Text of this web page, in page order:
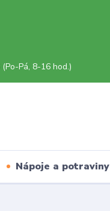
(Po-Pá, 8-16 hod.)
Nápoje a potraviny